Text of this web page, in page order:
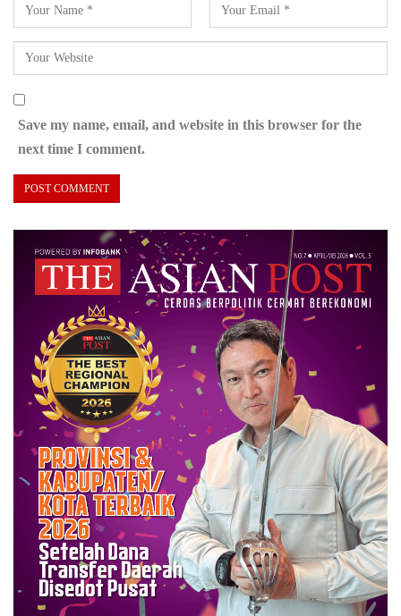
Save my name, email, and website in this browser for the
next time I comment.